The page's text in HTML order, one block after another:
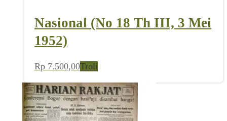
Nasional (No 18 Th III, 3 Mei
1952)
Rp 7.500,00Troli